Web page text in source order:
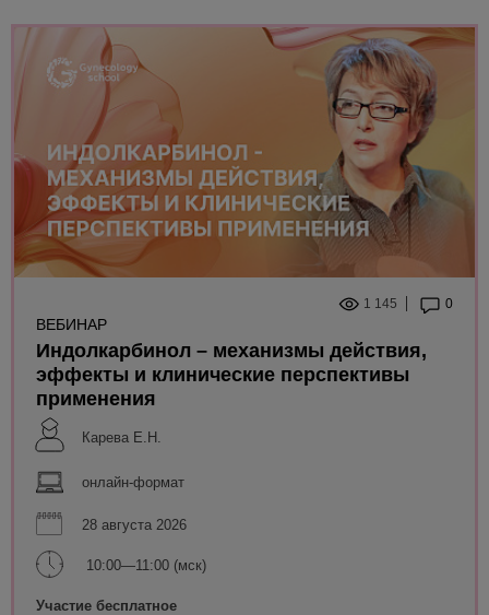
1 145 0
ВЕБИНАР
Индолкарбинол – механизмы действия,
эффекты и клинические перспективы
применения
Карева Е.Н.
онлайн-формат
28 августа 2026
10:00—11:00 (мск)
Участие бесплатное